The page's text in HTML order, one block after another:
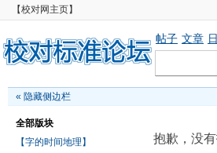
【校对网主页】
帖子 文章
« 隐藏侧边栏
全部版块
【字的时间地理】
抱歉，没